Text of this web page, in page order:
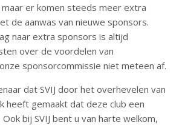
er komen steeds meer extra
de aanwas van nieuwe sponsors.
naar extra sponsors is altijd
over de voordelen van
sponsorcommissie niet meteen af.
dat SVIJ door het overhevelen van
heeft gemaakt dat deze club een
bij SVIJ bent u van harte welkom,